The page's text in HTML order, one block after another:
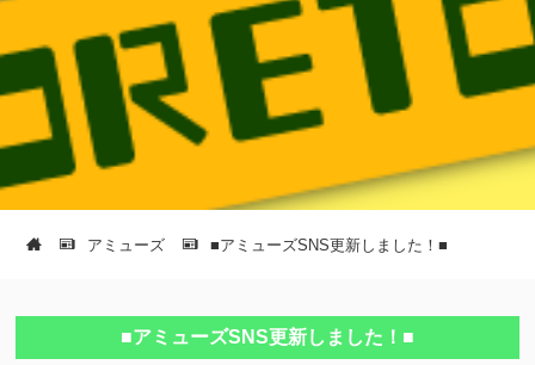
アミューズ ■アミューズSNS更新しました！■
■アミューズSNS更新しました！■